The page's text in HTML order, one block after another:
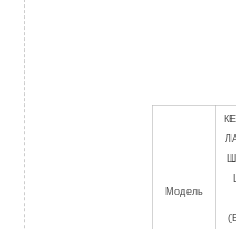
Модель